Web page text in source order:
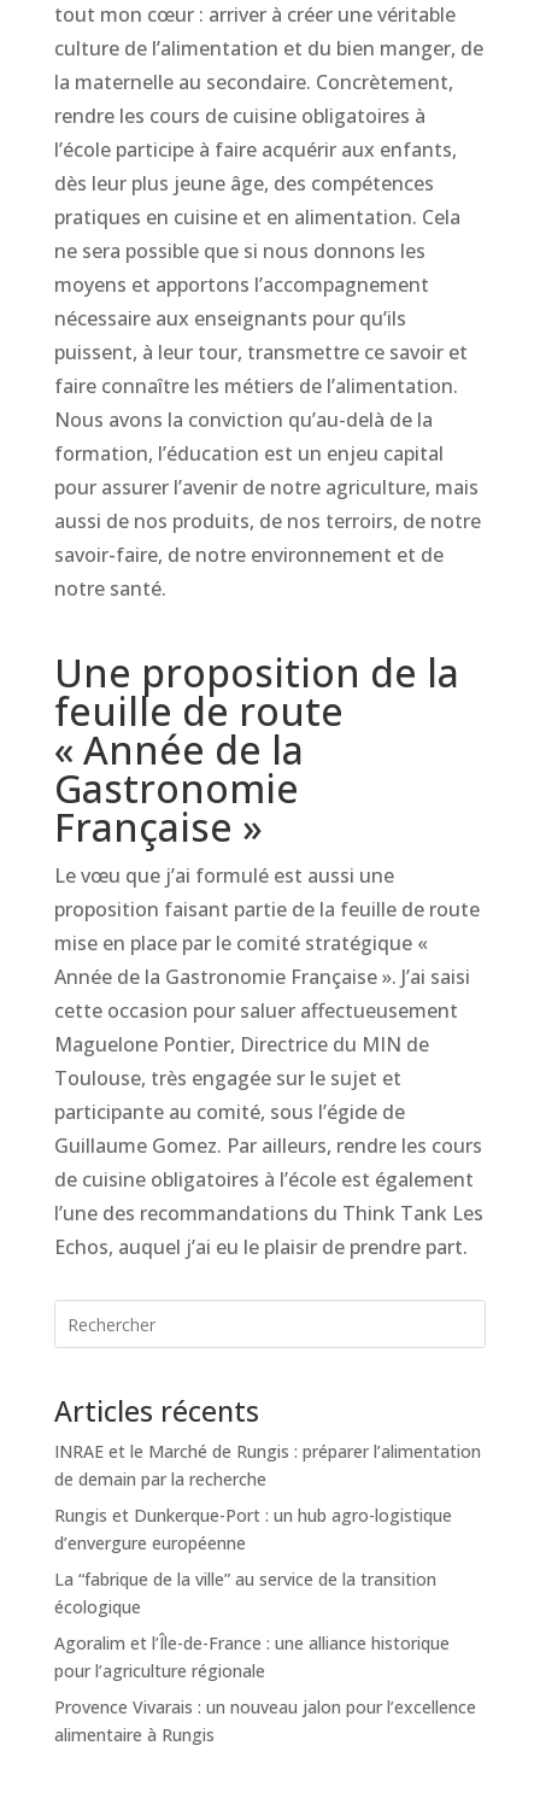
tout mon cœur : arriver à créer une véritable
culture de l’alimentation et du bien manger, de
la maternelle au secondaire. Concrètement,
rendre les cours de cuisine obligatoires à
l’école participe à faire acquérir aux enfants,
dès leur plus jeune âge, des compétences
pratiques en cuisine et en alimentation. Cela
ne sera possible que si nous donnons les
moyens et apportons l’accompagnement
nécessaire aux enseignants pour qu’ils
puissent, à leur tour, transmettre ce savoir et
faire connaître les métiers de l’alimentation.
Nous avons la conviction qu’au-delà de la
formation, l’éducation est un enjeu capital
pour assurer l’avenir de notre agriculture, mais
aussi de nos produits, de nos terroirs, de notre
savoir-faire, de notre environnement et de
notre santé.
Une proposition de la
feuille de route
« Année de la
Gastronomie
Française »
Le vœu que j’ai formulé est aussi une
proposition faisant partie de la feuille de route
mise en place par le comité stratégique «
Année de la Gastronomie Française ». J’ai saisi
cette occasion pour saluer affectueusement
Maguelone Pontier, Directrice du MIN de
Toulouse, très engagée sur le sujet et
participante au comité, sous l’égide de
Guillaume Gomez. Par ailleurs, rendre les cours
de cuisine obligatoires à l’école est également
l’une des recommandations du Think Tank Les
Echos, auquel j’ai eu le plaisir de prendre part.
Articles récents
INRAE et le Marché de Rungis : préparer l’alimentation
de demain par la recherche
Rungis et Dunkerque-Port : un hub agro-logistique
d’envergure européenne
La “fabrique de la ville” au service de la transition
écologique
Agoralim et l’Île-de-France : une alliance historique
pour l’agriculture régionale
Provence Vivarais : un nouveau jalon pour l’excellence
alimentaire à Rungis